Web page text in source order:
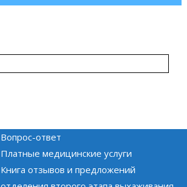
Вопрос-ответ
Платные медицинские услуги
Книга отзывов и предложений